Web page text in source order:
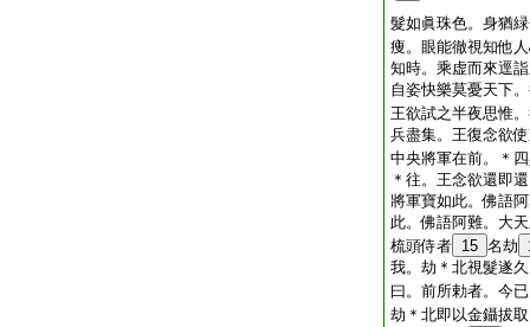
髮如眞珠色。身猶
痩。眼能徹視知他
知時。乘虚而來逕
自姿快樂莫憂天下
王欲試之半夜思惟
兵盡集。王復念欲
中央將軍在前。＊
＊往。王念欲還即
將軍寶如此。佛語
此。佛語阿難。大
梳頭侍者 15 名劫
我。劫＊北視髮遂
曰。前所勅者。今
劫＊北即以金鑷拔